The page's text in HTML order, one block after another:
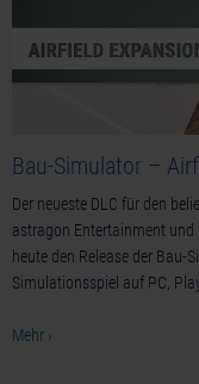
Bau-Simulator –
Der neueste DLC für den
astragon Entertainment und
heute den Release der
Simulationsspiel auf PC,
Mehr ›